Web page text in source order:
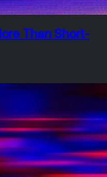
Than Short-